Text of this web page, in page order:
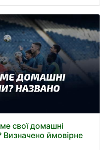
свої домашні
Визначено ймовірне